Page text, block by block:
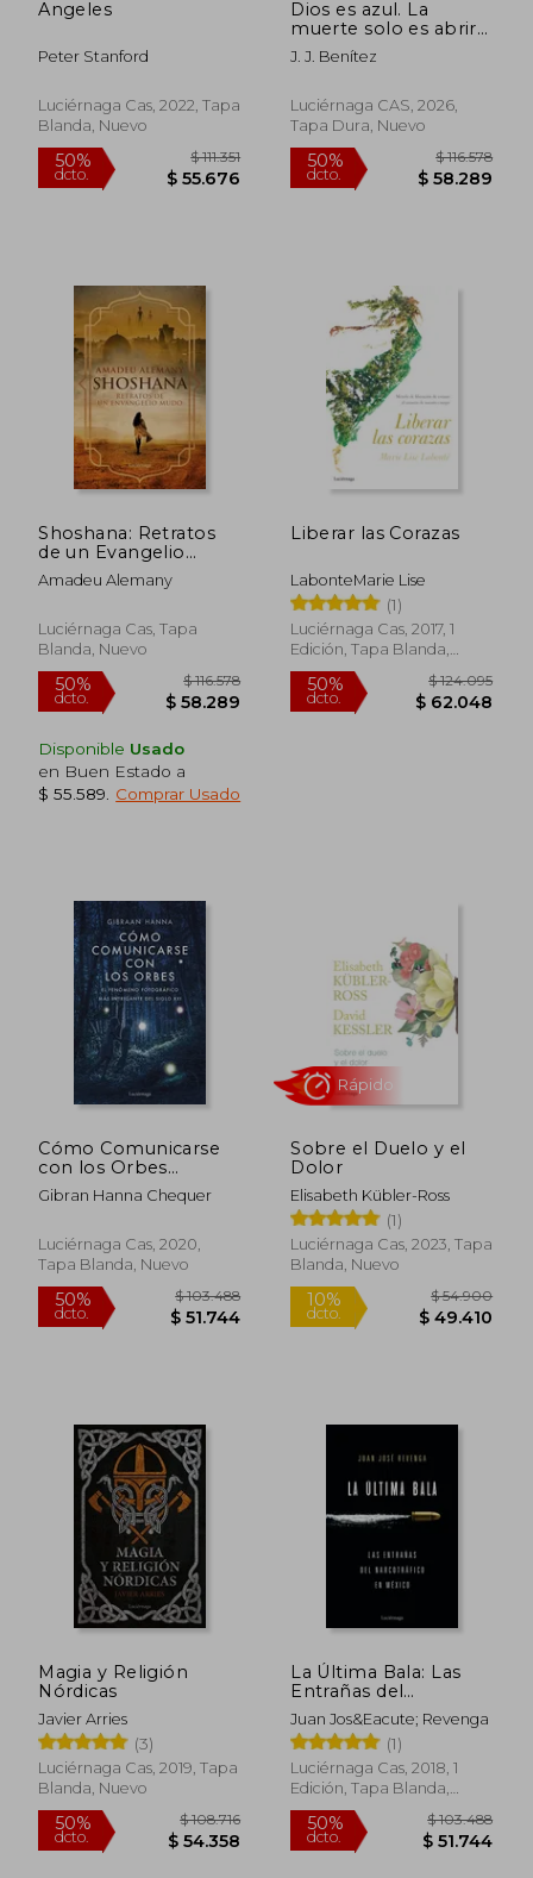
Angeles
Peter Stanford
Luciérnaga Cas, 2022, Tapa
Blanda, Nuevo
50%
dcto.
$ 111.351
$ 55.676
Dios es azul. La
muerte solo es abrir
una puerta
J. J. Benítez
Luciérnaga CAS, 2026,
Tapa Dura, Nuevo
50%
Shoshana: Retratos
de un Evangelio
Mudo
Amadeu Alemany
Luciérnaga Cas, Tapa
Blanda, Nuevo
$ 116.578
Disponible Usado
en Buen Estado a
$ 55.589
Comprar Usado
Liberar las Corazas
LabonteMarie Lise
(1)
Luciérnaga Cas, 2017, 1
Edición, Tapa Blanda,
Nuevo
Cómo Comunicarse
con los Orbes
(Enigmas y
Conspiraciones)
Gibran Hanna Chequer
Luciérnaga Cas, 2020,
Tapa Blanda, Nuevo
50%
dcto. $ 51.744
Sobre el Duelo y el
Dolor
Elisabeth Kübler-Ross
(1)
Luciérnaga Cas, 2023, Tapa
Blanda, Nuevo
10%
dcto. $
Rápido
Magia y Religión
Nórdicas
Javier Arries
(3)
Luciérnaga Cas, 2019, Tapa
Blanda, Nuevo
La Última Bala: Las
Entrañas del
Narcotráfico en
México (Enigmas y
Conspiraciones)
Juan Jos&Eacute; Revenga
(1)
Luciérnaga Cas, 2018, 1
Edición, Tapa Blanda,
Nuevo